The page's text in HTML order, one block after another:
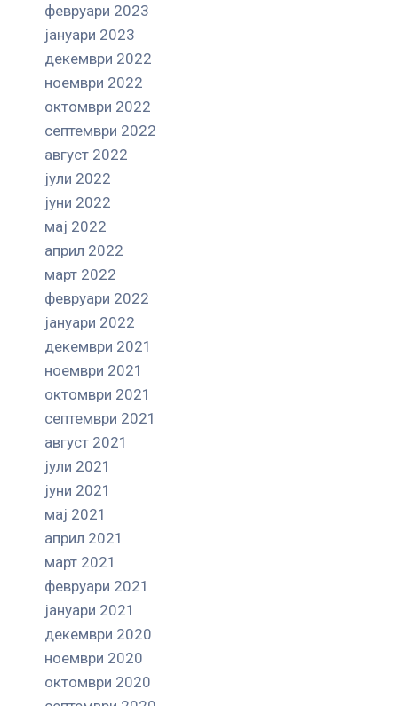
февруари 2023
јануари 2023
декември 2022
ноември 2022
октомври 2022
септември 2022
август 2022
јули 2022
јуни 2022
мај 2022
април 2022
март 2022
февруари 2022
јануари 2022
декември 2021
ноември 2021
октомври 2021
септември 2021
август 2021
јули 2021
јуни 2021
мај 2021
април 2021
март 2021
февруари 2021
јануари 2021
декември 2020
ноември 2020
октомври 2020